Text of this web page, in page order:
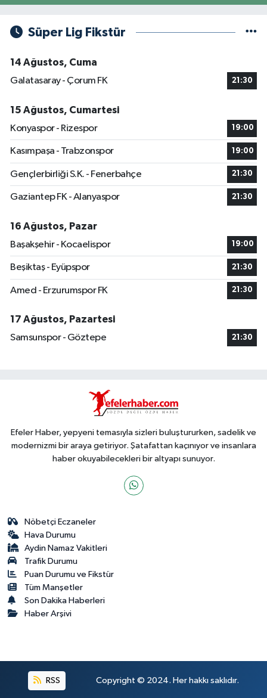
Süper Lig Fikstür
14 Ağustos, Cuma
Galatasaray - Çorum FK
21:30
15 Ağustos, Cumartesi
Konyaspor - Rizespor
19:00
Kasımpaşa - Trabzonspor 19:00
Gençlerbirliği S.K. - Fenerbahçe 21:30
Gaziantep FK - Alanyaspor 21:30
16 Ağustos, Pazar
Başakşehir - Kocaelispor
19:00
Beşiktaş - Eyüpspor 21:30
Amed - Erzurumspor FK 21:30
17 Ağustos, Pazartesi
Samsunspor - Göztepe
21:30
Efeler Haber, yepyeni temasıyla sizleri buluştururken, sadelik ve
modernizmi bir araya getiriyor. Şatafattan kaçınıyor ve insanlara
haber okuyabilecekleri bir altyapı sunuyor.
Nöbetçi Eczaneler
Hava Durumu
Aydin Namaz Vakitleri
Trafik Durumu
Puan Durumu ve Fikstür
Tüm Manşetler
Son Dakika Haberleri
Haber Arşivi
RSS Copyright © 2024. Her hakkı saklıdır.